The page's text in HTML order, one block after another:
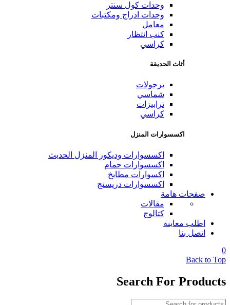
وحدات كول سنتر
وحدات ادراج ومكتبات
معامل
كنب انتظار
كراسي
أثاث الحديقة
برجولات
شماسي
ترابيزات
كراسي
اكسسوارات المنزل
اكسسوارات وديكور المنزل الحديث
اكسسوارات حمام
اكسوارات مطابخ
اكسسوارات دريسنج
صفحات هامة
مقالات
كتالوج
اطلب معاينة
اتصل بنا
0
Back to Top
Search For Products